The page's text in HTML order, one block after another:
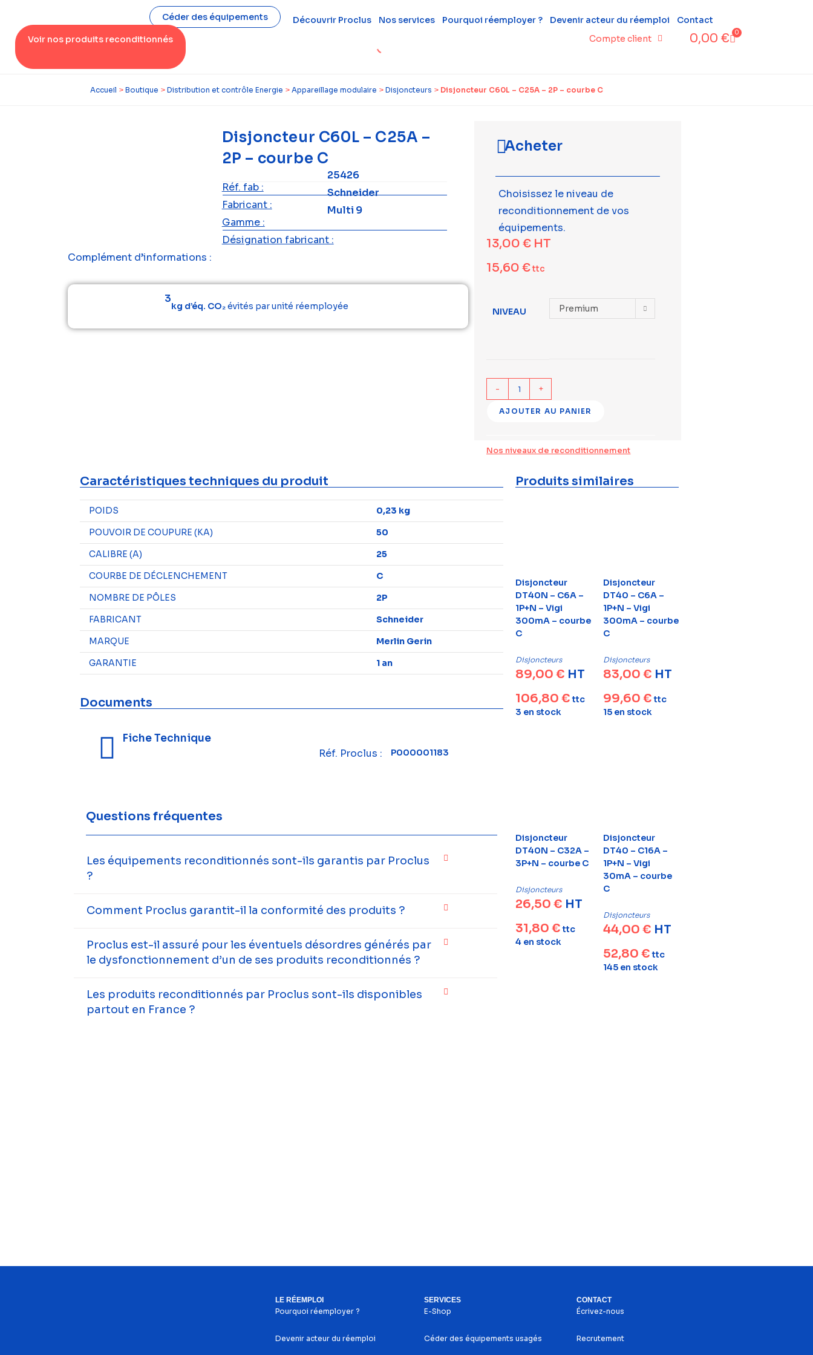
Céder des équipements Découvrir Proclus Nos services Pourquoi réemployer ? Devenir acteur du réemploi
Contact
Voir nos produits reconditionnés
Compte client 0,00 € 0
Accueil > Boutique > Distribution et contrôle Energie > Appareillage modulaire > Disjoncteurs > Disjoncteur C60L – C25A – 2P – courbe C
Disjoncteur C60L – C25A –
2P – courbe C
Réf. fab :
25426
Fabricant :
Schneider
Gamme :
Multi 9
Désignation fabricant :
Complément d’informations :
3
kg d’éq. CO₂évités par unité réemployée
Acheter
Choisissez le niveau de
reconditionnement de vos
équipements.
13,00€ HT
15,60€ttc
NIVEAU Premium
- +
AJOUTER AU PANIER
Nos niveaux de reconditionnement
Caractéristiques techniques du produit
POIDS
0,23 kg
POUVOIR DE COUPURE (KA)
50
CALIBRE (A)
25
COURBE DE DÉCLENCHEMENT
C
NOMBRE DE PÔLES
2P
FABRICANT
Schneider
MARQUE
Merlin Gerin
GARANTIE
1 an
Documents
Fiche Technique
Réf. Proclus :
P000001183
Questions fréquentes
Les équipements reconditionnés sont-ils garantis par Proclus
?
Comment Proclus garantit-il la conformité des produits ?
Proclus est-il assuré pour les éventuels désordres générés par
le dysfonctionnement d’un de ses produits reconditionnés ?
Les produits reconditionnés par Proclus sont-ils disponibles
partout en France ?
Produits similaires
Disjoncteur
DT40N – C6A –
1P+N – Vigi
300mA – courbe
C
Disjoncteurs
89,00 € HT
106,80 €ttc
3 en stock
Disjoncteur
DT40 – C6A –
1P+N – Vigi
300mA – courbe
C
Disjoncteurs
83,00 € HT
99,60 €ttc
15 en stock
Disjoncteur
DT40N – C32A –
3P+N – courbe C
Disjoncteurs
26,50 € HT
31,80 €ttc
4 en stock
Disjoncteur
DT40 – C16A –
1P+N – Vigi
30mA – courbe
C
Disjoncteurs
44,00 € HT
52,80 €ttc
145 en stock
LE RÉEMPLOI
Pourquoi réemployer ?
Devenir acteur du réemploi
SERVICES
E-Shop
Céder des équipements usagés
CONTACT
Écrivez-nous
Recrutement